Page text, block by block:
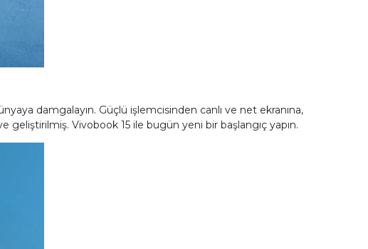
damgalayın. Güçlü işlemcisinden canlı ve net ekranına,
Vivobook 15 ile bugün yeni bir başlangıç yapın.